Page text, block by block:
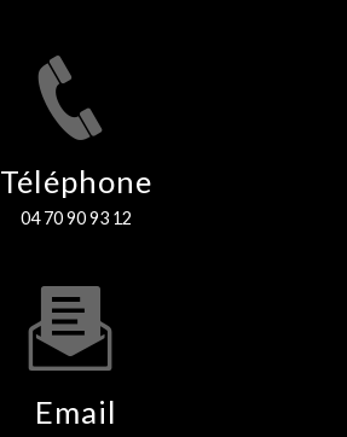
Téléphone
04 70 90 93 12
Email